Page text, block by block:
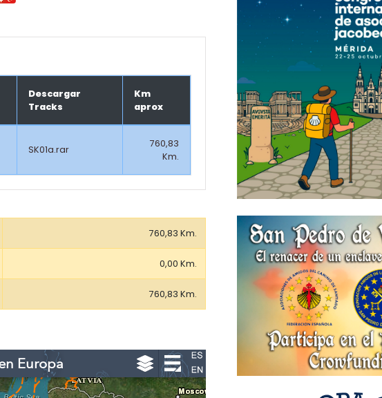
Descargar
Tracks
Km
aprox
SK01a.rar
760,83
Km.
760,83 Km.
0,00 Km.
760,83 Km.